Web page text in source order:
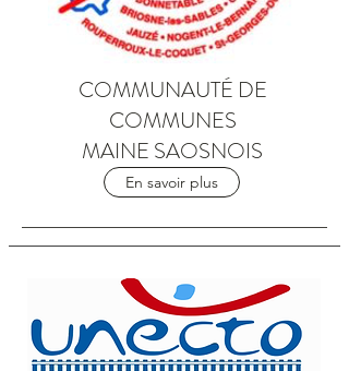
COMMUNAUTÉ DE
COMMUNES
MAINE SAOSNOIS
En savoir plus